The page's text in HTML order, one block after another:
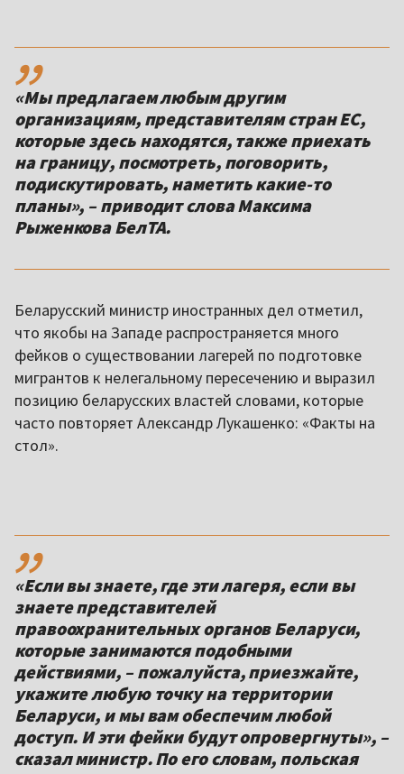
,,
«Мы предлагаем любым другим
организациям, представителям стран ЕС,
которые здесь находятся, также приехать
на границу, посмотреть, поговорить,
подискутировать, наметить какие-то
планы», – приводит слова Максима
Рыженкова БелТА.
Беларусский министр иностранных дел отметил,
что якобы на Западе распространяется много
фейков о существовании лагерей по подготовке
мигрантов к нелегальному пересечению и выразил
позицию беларусских властей словами, которые
часто повторяет Александр Лукашенко: «Факты на
стол».
,,
«Если вы знаете, где эти лагеря, если вы
знаете представителей
правоохранительных органов Беларуси,
которые занимаются подобными
действиями, – пожалуйста, приезжайте,
укажите любую точку на территории
Беларуси, и мы вам обеспечим любой
доступ. И эти фейки будут опровергнуты», –
сказал министр. По его словам, польская